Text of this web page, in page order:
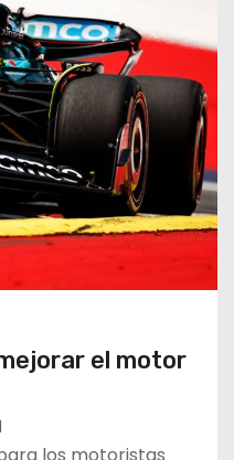
el motor
los motoristas